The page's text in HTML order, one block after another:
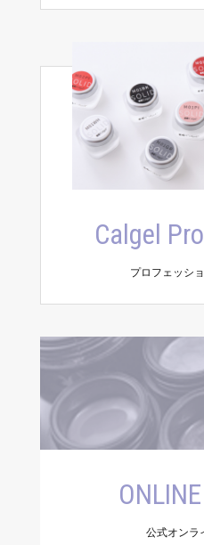
Calgel
プロフェッシ
公式オンラ